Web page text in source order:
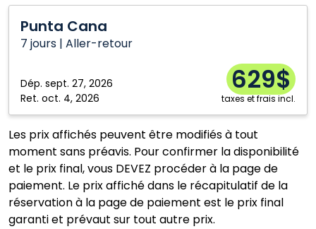
Hamilton
Kitchener
Moncton
Victoria
Yellowknife
Punta Cana
7 jours | Aller-retour
Dép. sept. 27, 2026
Ret. oct. 4, 2026
629$
taxes et frais incl.
Cana
Les prix affichés peuvent être modifiés à tout
moment sans préavis. Pour confirmer la disponibilité
et le prix final, vous DEVEZ procéder à la page de
paiement. Le prix affiché dans le récapitulatif de la
réservation à la page de paiement est le prix final
garanti et prévaut sur tout autre prix.